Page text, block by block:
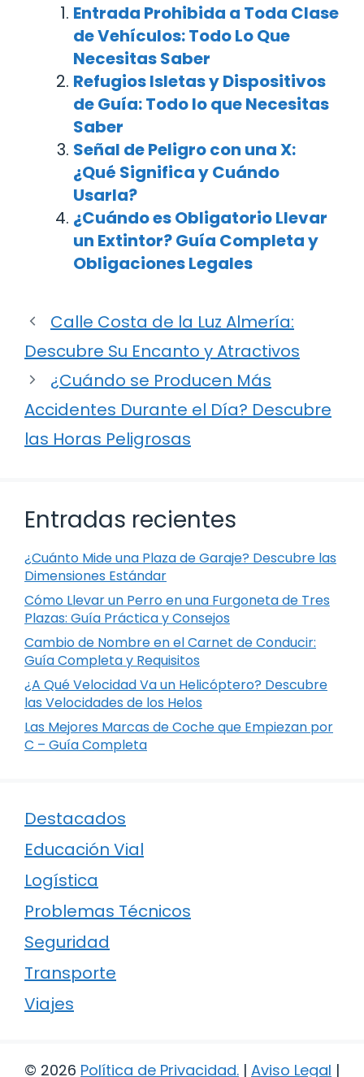
Entrada Prohibida a Toda Clase
de Vehículos: Todo Lo Que
Necesitas Saber
Refugios Isletas y Dispositivos
de Guía: Todo lo que Necesitas
Saber
Señal de Peligro con una X:
¿Qué Significa y Cuándo
Usarla?
¿Cuándo es Obligatorio Llevar
un Extintor? Guía Completa y
Obligaciones Legales
Calle Costa de la Luz Almería:
Descubre Su Encanto y Atractivos
¿Cuándo se Producen Más
Accidentes Durante el Día? Descubre
las Horas Peligrosas
Entradas recientes
¿Cuánto Mide una Plaza de Garaje? Descubre las
Dimensiones Estándar
Cómo Llevar un Perro en una Furgoneta de Tres
Plazas: Guía Práctica y Consejos
Cambio de Nombre en el Carnet de Conducir:
Guía Completa y Requisitos
¿A Qué Velocidad Va un Helicóptero? Descubre
las Velocidades de los Helos
Las Mejores Marcas de Coche que Empiezan por
C – Guía Completa
Destacados
Educación Vial
Logística
Problemas Técnicos
Seguridad
Transporte
Viajes
© 2026 Política de Privacidad. | Aviso Legal |